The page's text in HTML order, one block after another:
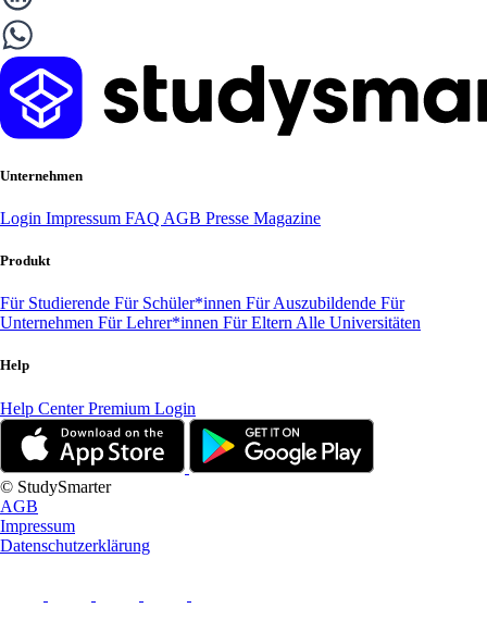
Unternehmen
Login Impressum FAQ AGB Presse Magazine
Produkt
Für Studierende Für Schüler*innen Für Auszubildende Für
Unternehmen Für Lehrer*innen Für Eltern Alle Universitäten
Help
Help CenterPremium Login
© StudySmarter
AGB
Impressum
Datenschutzerklärung